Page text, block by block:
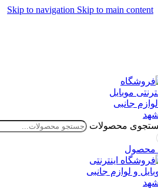
Skip to navigation Skip to main content
محصولات
محصول